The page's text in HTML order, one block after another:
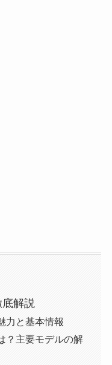
解説
力と基本情報
？主要モデルの解